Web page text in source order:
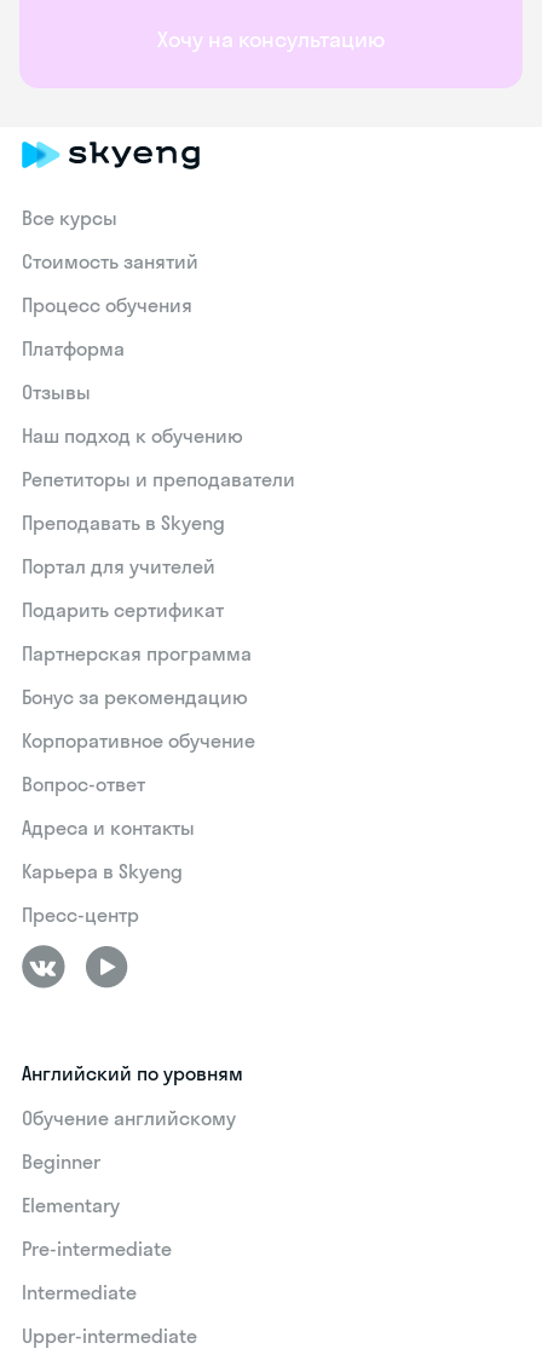
Хочу на консультацию
Все курсы
Стоимость занятий
Процесс обучения
Платформа
Отзывы
Наш подход к обучению
Репетиторы и преподаватели
Преподавать в Skyeng
Портал для учителей
Подарить сертификат
Партнерская программа
Бонус за рекомендацию
Корпоративное обучение
Вопрос-ответ
Адреса и контакты
Карьера в Skyeng
Пресс-центр
Английский по уровням
Обучение английскому
Beginner
Elementary
Pre-intermediate
Intermediate
Upper-intermediate